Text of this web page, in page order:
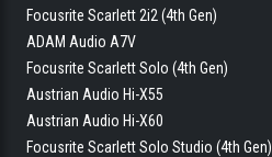
Focusrite Scarlett 2i2 (4th Gen)
ADAM Audio A7V
Focusrite Scarlett Solo (4th Gen)
Austrian Audio Hi-X55
Austrian Audio Hi-X60
Focusrite Scarlett Solo Studio (4th Gen)